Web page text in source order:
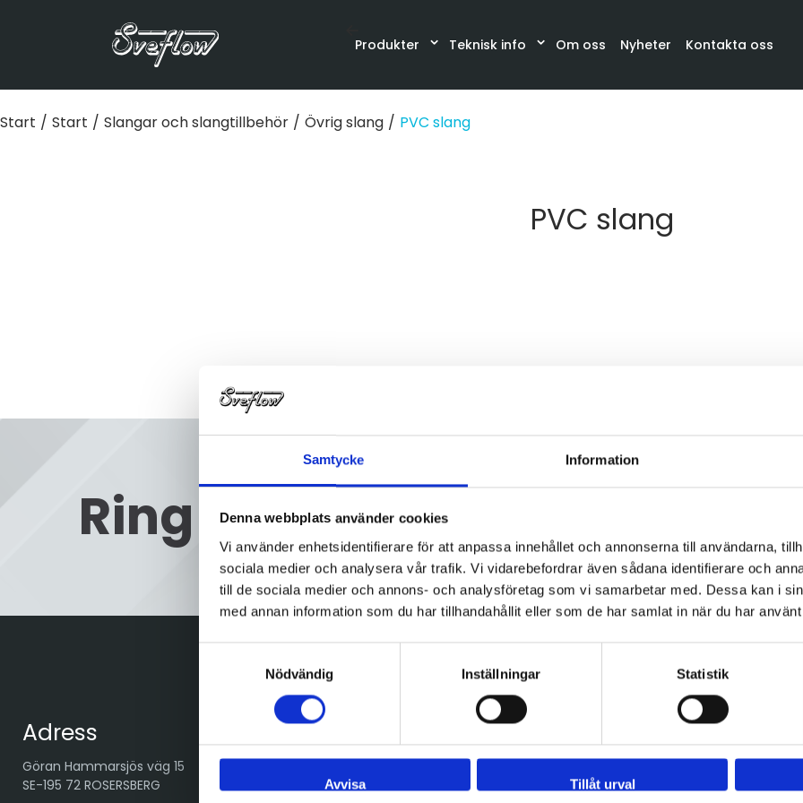
Samtycke Information
Denna webbplats använder cookies
Vi använder enhetsidentifierare för att anpassa innehållet och annonserna till användarna,
sociala medier och analysera vår trafik. Vi vidarebefordrar även sådana identifierare och
till de sociala medier och annons- och analysföretag som vi samarbetar med. Dessa kan i
med annan information som du har tillhandahållit eller som de har samlat in när du har
Nödvändig
Inställningar Statistik
Avvisa Tillåt urval
Produkter Kontakta oss
Om oss
Teknisk info Nyheter
Start / Start / Slangar och slangtillbehör / Övrig slang / PVC slang
PVC slang
Ring oss 08 - 92 80 80
Adress
Göran Hammarsjös väg 15
SE-195 72 ROSERSBERG
Navigation
Om oss